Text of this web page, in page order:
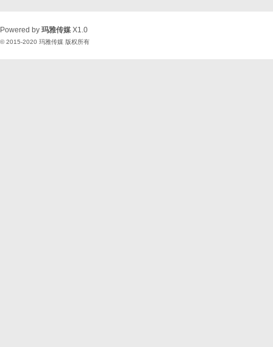
Powered by 玛雅传媒 X1.0
© 2015-2020 玛雅传媒 版权所有